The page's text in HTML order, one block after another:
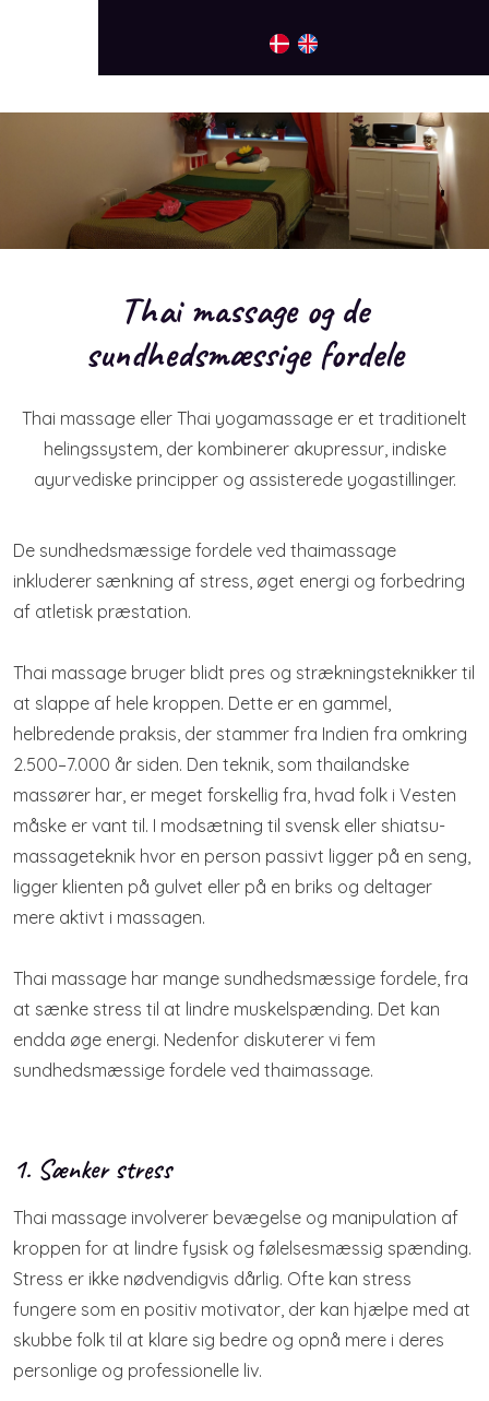
Thai massage og de
sundhedsmæssige fordele
Thai massage eller Thai yogamassage er et traditionelt
helingssystem, der kombinerer akupressur, indiske
ayurvediske principper og assisterede yogastillinger.​
De sundhedsmæssige fordele ved thaimassage
inkluderer sænkning af stress, øget energi og forbedring
af atletisk præstation.
Thai massage bruger blidt pres og strækningsteknikker til
at slappe af hele kroppen. Dette er en gammel,
helbredende praksis, der stammer fra Indien fra omkring
2.500–7.000 år siden. Den teknik, som thailandske
massører har, er meget forskellig fra, hvad folk i Vesten
måske er vant til. I modsætning til svensk eller shiatsu-
massageteknik hvor en person passivt ligger på en seng,
ligger klienten på gulvet eller på en briks og deltager
mere aktivt i massagen.
Thai massage har mange sundhedsmæssige fordele, fra
at sænke stress til at lindre muskelspænding. Det kan
endda øge energi. Nedenfor diskuterer vi fem
sundhedsmæssige fordele ved thaimassage.​
1. Sænker stress
Thai massage involverer bevægelse og manipulation af
kroppen for at lindre fysisk og følelsesmæssig spænding.
Stress er ikke nødvendigvis dårlig. Ofte kan stress
fungere som en positiv motivator, der kan hjælpe med at
skubbe folk til at klare sig bedre og opnå mere i deres
personlige og professionelle liv.